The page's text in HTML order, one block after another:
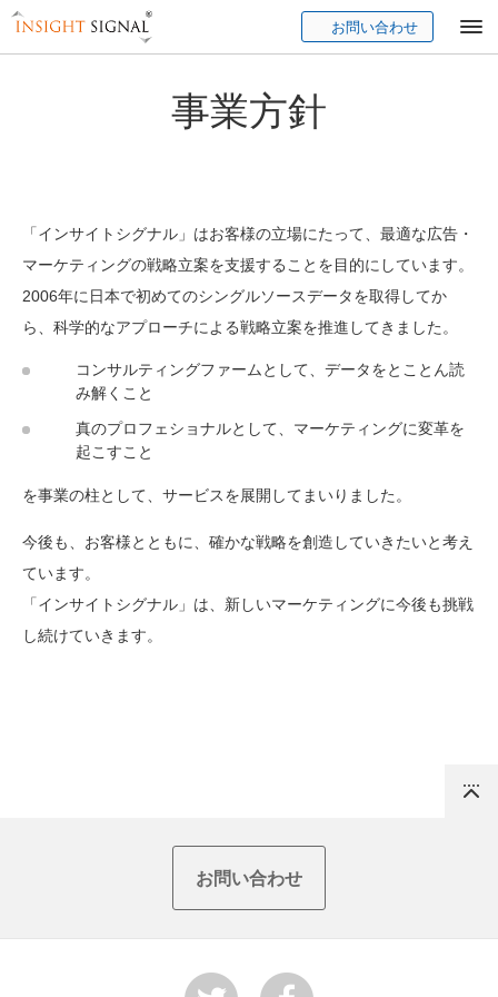
Insight Signal
お問い合わせ
事業方針
「インサイトシグナル」はお客様の立場にたって、最適な広告・
マーケティングの戦略立案を支援することを目的にしています。
2006年に日本で初めてのシングルソースデータを取得してか
ら、科学的なアプローチによる戦略立案を推進してきました。
コンサルティングファームとして、データをとことん読
み解くこと
真のプロフェショナルとして、マーケティングに変革を
起こすこと
を事業の柱として、サービスを展開してまいりました。
今後も、お客様とともに、確かな戦略を創造していきたいと考え
ています。
「インサイトシグナル」は、新しいマーケティングに今後も挑戦
し続けていきます。
お問い合わせ